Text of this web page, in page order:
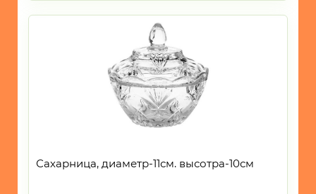
Сахарница, диаметр-11см. высотра-10см